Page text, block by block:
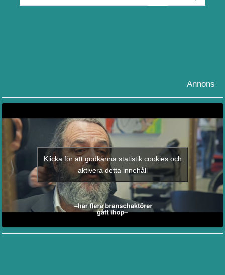
Annons
Klicka för att godkänna statistik cookies och
aktivera detta innehåll